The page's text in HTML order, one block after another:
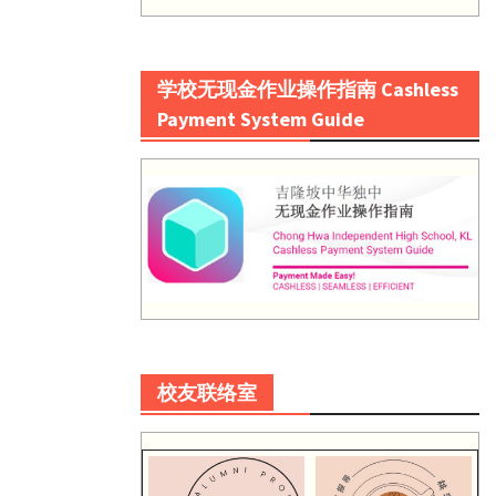
学校无现金作业操作指南 Cashless
Payment System Guide
校友联络室